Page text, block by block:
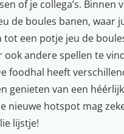
of je collega’s. Binnen
de boules banen, waar
tot een potje jeu de
ook andere spellen te
foodhal heeft
genieten van een
nieuwe hotspot mag
lijstje!